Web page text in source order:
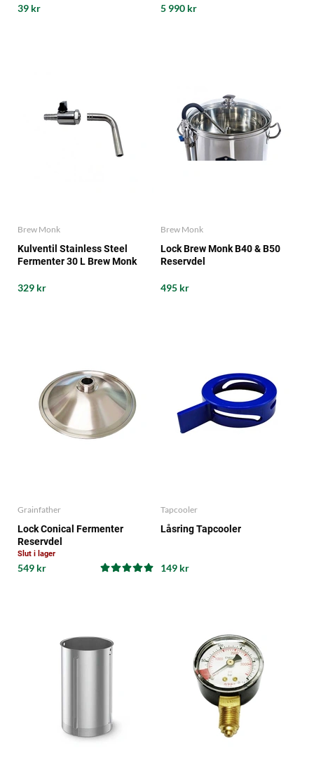
39 kr 5 990 kr
Brew Monk
Kulventil Stainless Steel
Fermenter 30 L Brew Monk
329 kr
Brew Monk
Lock Brew Monk B40 & B50
Reservdel
495 kr
Grainfather
Lock Conical Fermenter
Reservdel
Slut i lager
549 kr
Tapcooler
Låsring Tapcooler
149 kr